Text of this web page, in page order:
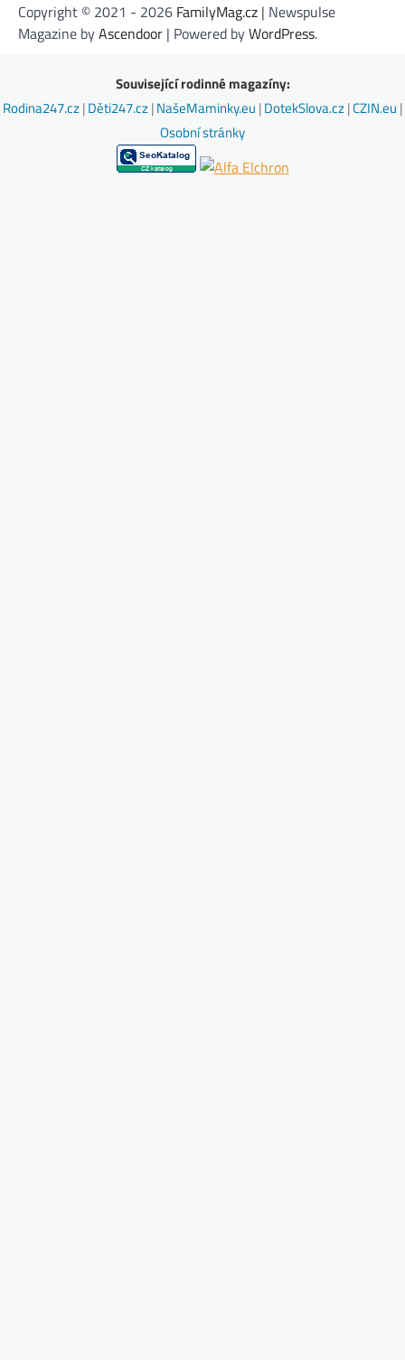
Copyright © 2021 - 2026 FamilyMag.cz | Newspulse
Magazine byAscendoor | Powered byWordPress.
Související rodinné magazíny:
Rodina247.cz|Děti247.cz|NašeMaminky.eu |DotekSlova.cz|CZIN.eu |
Osobní stránky